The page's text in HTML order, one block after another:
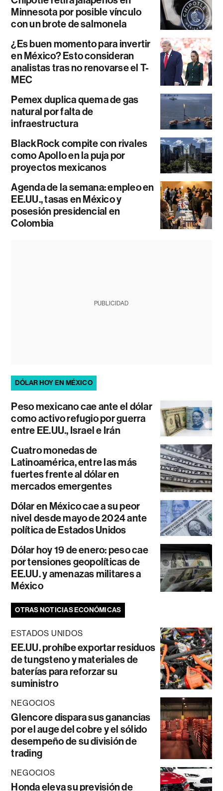
Minnesota por posible vínculo
con un brote de salmonela
¿Es buen momento para invertir
en México? Esto consideran
analistas tras no renovarse el T-
MEC
Pemex duplica quema de gas
natural por falta de
infraestructura
BlackRock compite con rivales
como Apollo en la puja por
proyectos mexicanos
Agenda de la semana: empleo en
EE.UU., tasas en México y
posesión presidencial en
Colombia
PUBLICIDAD
DÓLAR HOY EN MÉXICO
Peso mexicano cae ante el dólar
como activo refugio por guerra
entre EE.UU., Israel e Irán
Cuatro monedas de
Latinoamérica, entre las más
fuertes frente al dólar en
mercados emergentes
Dólar en México cae a su peor
nivel desde mayo de 2024 ante
política de Estados Unidos
Dólar hoy 19 de enero: peso cae
por tensiones geopolíticas de
EE.UU. y amenazas militares a
México
OTRAS NOTICIAS ECONÓMICAS
ESTADOS UNIDOS
EE.UU. prohíbe exportar residuos
de tungsteno y materiales de
baterías para reforzar su
suministro
NEGOCIOS
Glencore dispara sus ganancias
por el auge del cobre y el sólido
desempeño de su división de
trading
NEGOCIOS
Honda eleva su previsión de